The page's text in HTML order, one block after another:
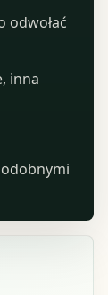
odwołać
inna